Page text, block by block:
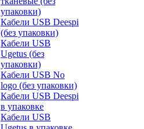
упаковки)
Кабели USB Deespi
(без упаковки)
Кабели USB
Ugetus (без
упаковки)
Кабели USB No
logo (без упаковки)
Кабели USB Deespi
в упаковке
Кабели USB